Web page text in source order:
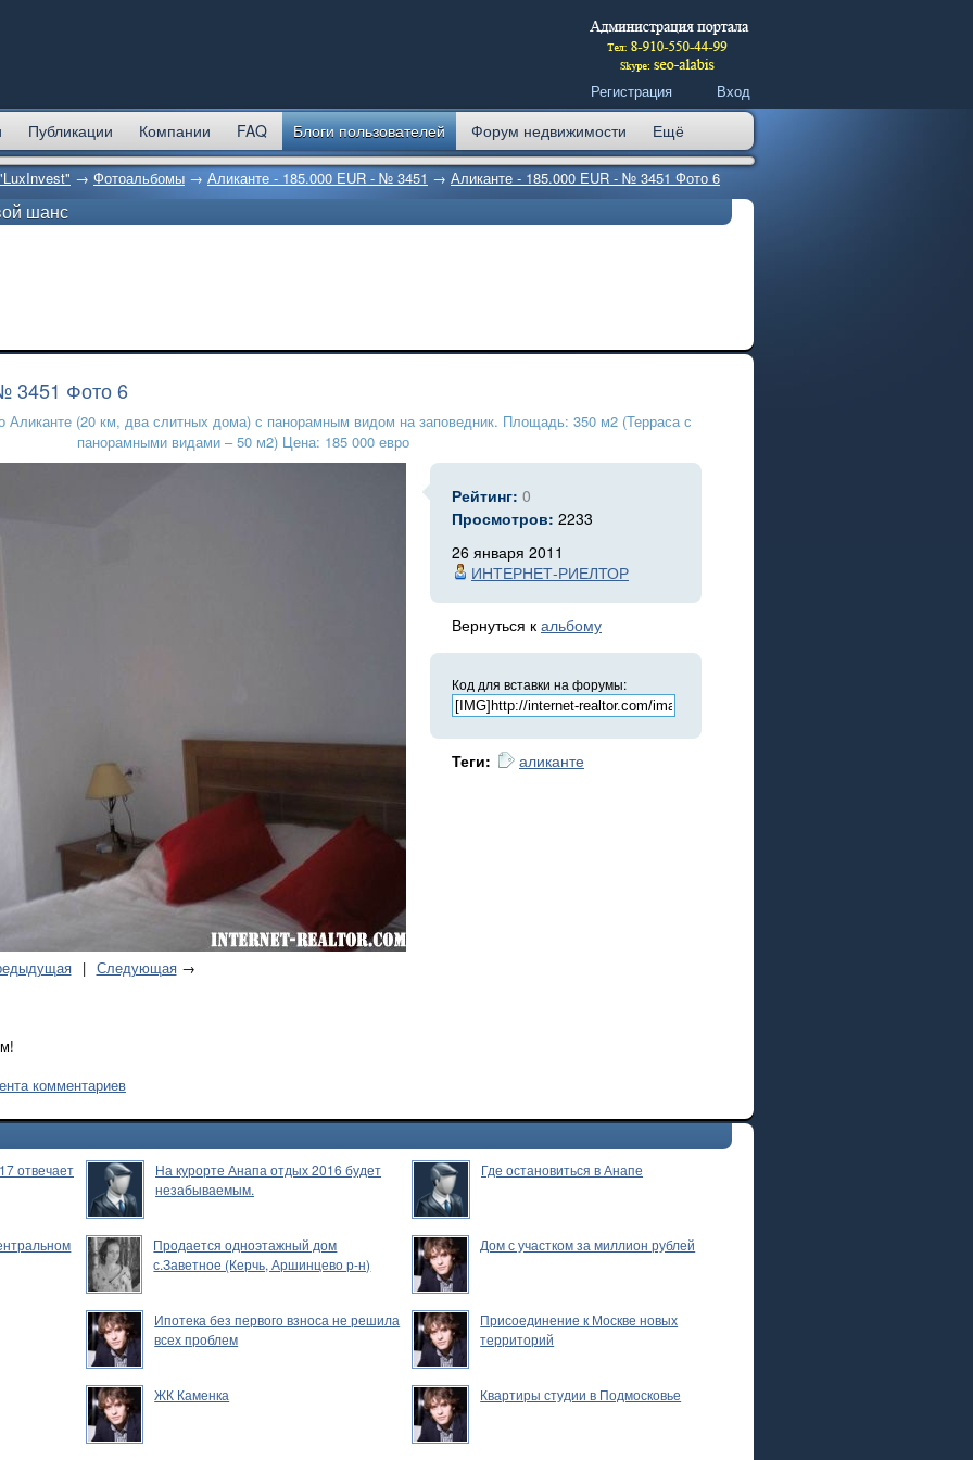
Регистрация Вход
Публикации Компании FAQ Блоги пользователей Форум недвижимости Ещё
→ Фотоальбомы → Аликанте - 185.000 EUR - № 3451 → Аликанте - 185.000 EUR - № 3451 Фото 6
шанс
3451 Фото 6
Аликанте (20 км, два слитных дома) с панорамным видом на заповедник. Площадь: 350 м2 (Терраса с
панорамными видами – 50 м2) Цена: 185 000 евро
| Следующая→
Рейтинг: 0
Просмотров: 2233
26 января 2011
ИНТЕРНЕТ-РИЕЛТОР
Вернуться к альбому
Код для вставки на форумы:
Теги: аликанте
комментариев
отвечает
На курорте Анапа отдых 2016 будет
незабываемым.
Где остановиться в Анапе
Продается одноэтажный дом
с.Заветное (Керчь, Аршинцево р-н)
Дом с участком за миллион рублей
Ипотека без первого взноса не решила
всех проблем
Присоединение к Москве новых
территорий
ЖК Каменка Квартиры студии в Подмосковье